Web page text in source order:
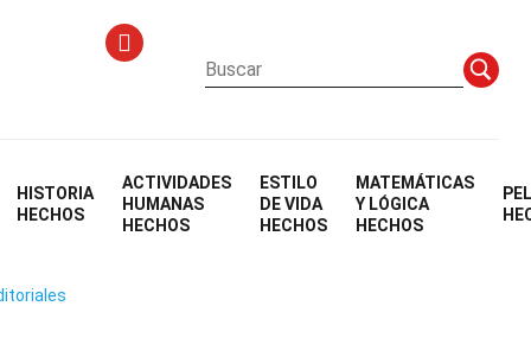
HISTORIA
HECHOS
ACTIVIDADES
HUMANAS
HECHOS
ESTILO
DE VIDA
HECHOS
MATEMÁTICAS
Y LÓGICA
HECHOS